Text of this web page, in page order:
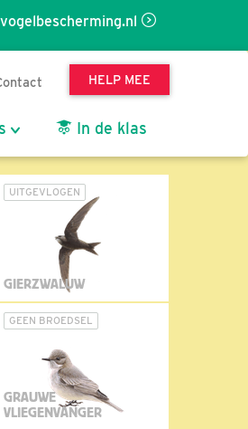
HELP MEE
In de klas
UITGEVLOGEN
GIERZWALUW
GEEN BROEDSEL
GRAUWE
VLIEGENVANGER